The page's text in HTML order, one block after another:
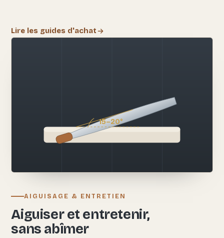
Lire les guides d'achat
15–20°
AIGUISAGE & ENTRETIEN
Aiguiser et entretenir,
sans abîmer